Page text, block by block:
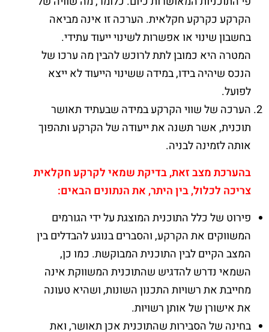
הקרקע כקרקע חקלאית. הערכה זו אינה מביאה
בחשבון שינוי או אפשרות לשינוי ייעוד עתידי.
המטרה היא כמובן לתת לרוכש להבין מה ערכו של
הנכס שיהיה בידו, במידה ששינוי הייעוד לא ייצא
לפועל.
הערכה של שווי הקרקע במידה שבעתיד תאושר
תוכנית, אשר תשנה את ייעודה של הקרקע ותהפוך
אותה לזמינה לבניה.
בהערכת מצב זאת,בדיקת שמאי לקרקע חקלאית
צריכה לכלול,בין היתר,את הנתונים הבאים:
פירוט של כלל התוכנית המוצגת על ידי הגורמים
המשווקים את הקרקע, והסברים בנוגע להבדלים בין
המצב הקיים לבין התוכנית המבוקשת. כמו כן,
השמאי נדרש להדגיש שהתוכנית המשווקת אינה
מחייבת את רשויות התכנון השונות, ושהיא טעונה
את אישורן של אותן רשויות.
בחינה של הסבירות שהתוכנית אכן תאושר, ואת